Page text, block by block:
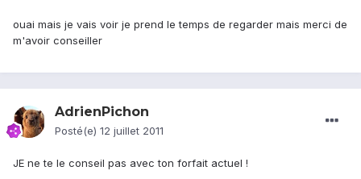
ouai mais je vais voir je prend le temps de regarder mais merci de
m'avoir conseiller
AdrienPichon
Posté(e) 12 juillet 2011
JE ne te le conseil pas avec ton forfait actuel !